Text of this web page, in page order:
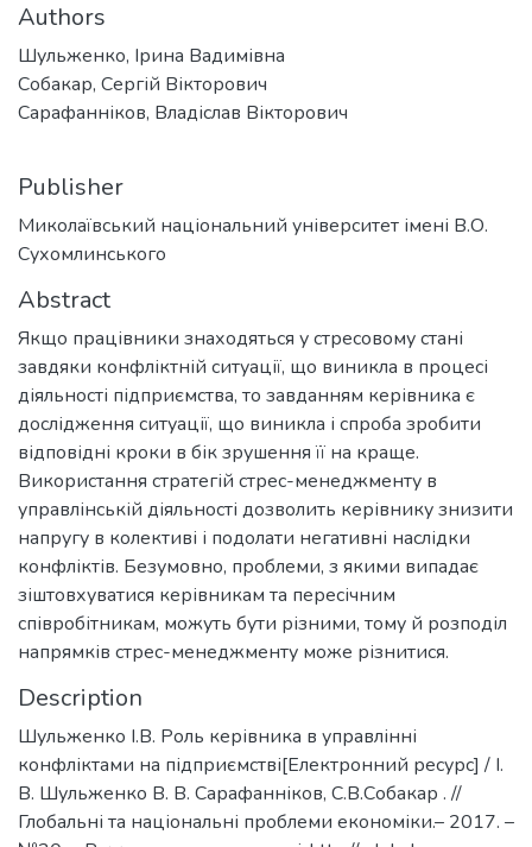
Authors
Шульженко, Ірина Вадимівна
Собакар, Сергій Вікторович
Сарафанніков, Владіслав Вікторович
Publisher
Миколаївський національний університет імені В.О.
Сухомлинського
Abstract
Якщо працівники знаходяться у стресовому стані
завдяки конфліктній ситуації, що виникла в процесі
діяльності підприємства, то завданням керівника є
дослідження ситуації, що виникла і спроба зробити
відповідні кроки в бік зрушення її на краще.
Використання стратегій стрес-менеджменту в
управлінській діяльності дозволить керівнику знизити
напругу в колективі і подолати негативні наслідки
конфліктів. Безумовно, проблеми, з якими випадає
зіштовхуватися керівникам та пересічним
співробітникам, можуть бути різними, тому й розподіл
напрямків стрес-менеджменту може різнитися.
Description
Шульженко І.В. Роль керівника в управлінні
конфліктами на підприємстві[Електронний ресурс] / І.
В. Шульженко В. В. Сарафанніков, С.В.Собакар . //
Глобальні та національні проблеми економіки.– 2017. –